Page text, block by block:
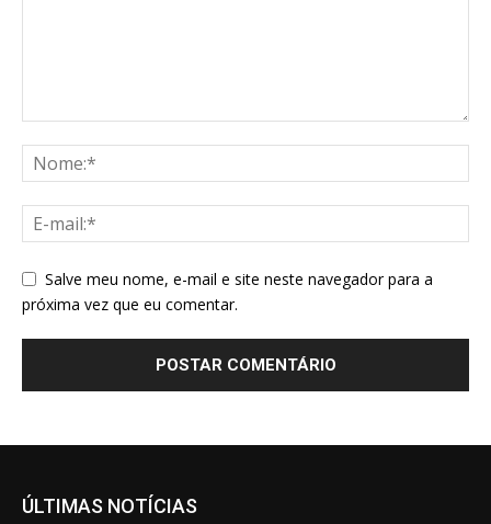
Salve meu nome, e-mail e site neste navegador para a
próxima vez que eu comentar.
ÚLTIMAS NOTÍCIAS